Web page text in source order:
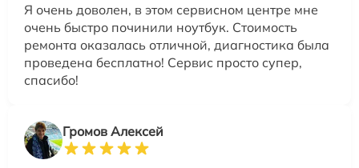
Я очень доволен, в этом сервисном центре мне
очень быстро починили ноутбук. Стоимость
ремонта оказалась отличной, диагностика была
проведена бесплатно! Сервис просто супер,
спасибо!
Громов Алексей